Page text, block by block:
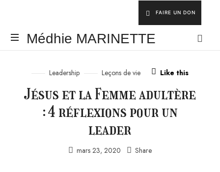
FAIRE UN DON
Médhie
Médhie MARINETTE
-
ÉQUIPER
Leadership Leçons de vie Like this
Jésus et la Femme adultère
: 4 réflexions pour un
leader
mars 23, 2020 Share